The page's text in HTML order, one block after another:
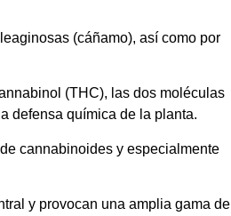
(cáñamo), así como por
(THC), las dos moléculas
defensa química de la planta.
cannabinoides y especialmente
y provocan una amplia gama de